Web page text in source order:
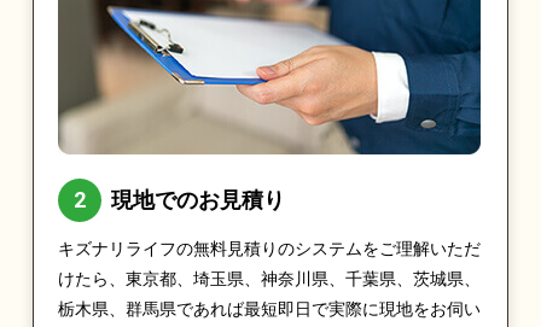
現地でのお見積り
キズナリライフの無料見積りのシステムをご理解いただ
けたら、東京都、埼玉県、神奈川県、千葉県、茨城県、
栃木県、群馬県であれば最短即日で実際に現地をお伺い